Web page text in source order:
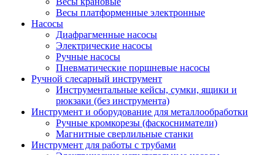
Весы платформенные электронные
Насосы
Диафрагменные насосы
Электрические насосы
Ручные насосы
Пневматические поршневые насосы
Ручной слесарный инструмент
Инструментальные кейсы, сумки, ящики и
рюкзаки (без инструмента)
Инструмент и оборудование для металлообработки
Ручные кромкорезы (фаскосниматели)
Магнитные сверлильные станки
Инструмент для работы с трубами